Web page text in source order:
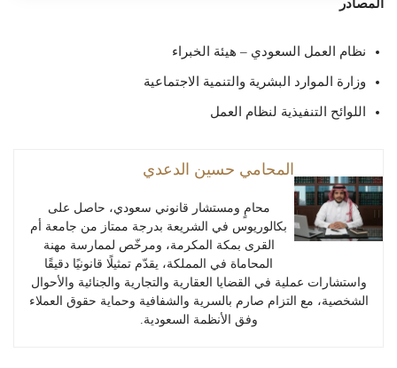
المصادر
نظام العمل السعودي – هيئة الخبراء
وزارة الموارد البشرية والتنمية الاجتماعية
اللوائح التنفيذية لنظام العمل
المحامي حسين الدعدي
محامٍ ومستشار قانوني سعودي، حاصل على
بكالوريوس في الشريعة بدرجة ممتاز من جامعة أم
القرى بمكة المكرمة، ومرخّص لممارسة مهنة
المحاماة في المملكة، يقدّم تمثيلًا قانونيًا دقيقًا
واستشارات عملية في القضايا العقارية والتجارية والجنائية والأحوال
الشخصية، مع التزام صارم بالسرية والشفافية وحماية حقوق العملاء
وفق الأنظمة السعودية.